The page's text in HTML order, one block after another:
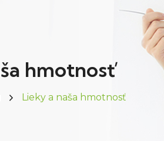
hmotnosť
Lieky a naša hmotnosť